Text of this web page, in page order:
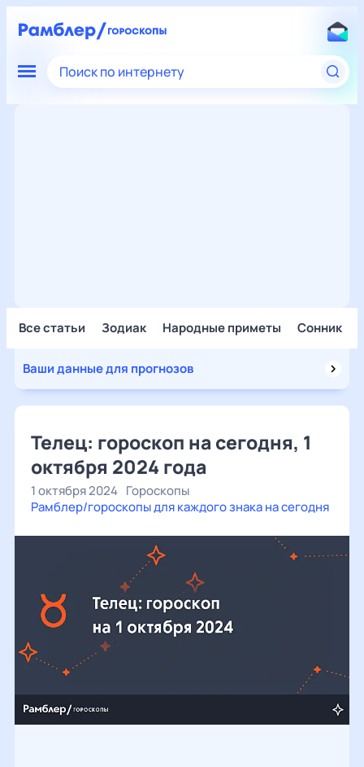
Поиск по интернету
Все статьи Зодиак Народные приметы Сонник
Ваши данные для прогнозов
Телец: гороскоп на сегодня, 1
октября 2024 года
1 октября 2024 Гороскопы
Рамблер/гороскопы для каждого знака на сегодня